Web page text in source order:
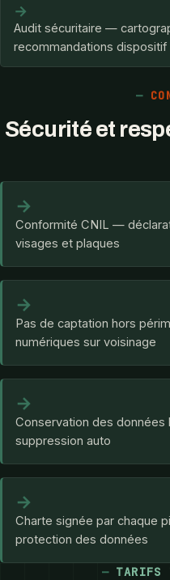
→
Audit sécuritaire —
recommandations dispositif
Sécurité et
→
Conformité CNIL —
visages et plaques
→
Pas de captation hors
numériques sur voisinage
→
Conservation des
suppression auto
→
Charte signée par chaque
protection des données
TARIFS